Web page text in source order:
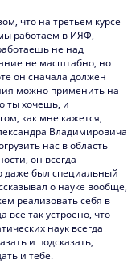
что на третьем курсе
работаем в ИЯФ,
не над
не масштабно, но
он сначала должен
можно применить на
ты хочешь, и
как мне кажется,
Владимировича
нас в область
он всегда
даже был специальный
о науке вообще,
реализовать себя в
все так устроено, что
наук всегда
и подсказать,
и тебе.